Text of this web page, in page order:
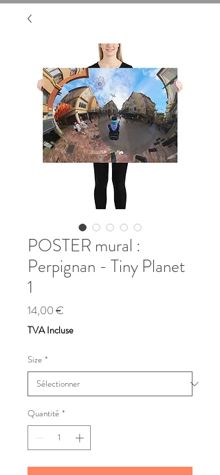
POSTER mural :
Perpignan - Tiny Planet
1
14,00 €
TVA Incluse
Size *
Quantité *